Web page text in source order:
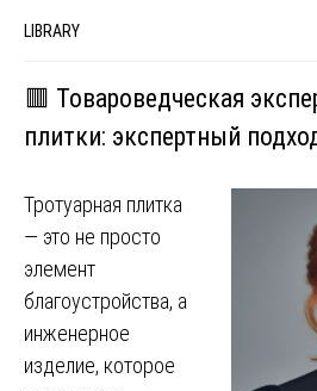
LIBRARY
🟥 Товароведческая
плитки: экспертный
Тротуарная плитка
— это не просто
элемент
благоустройства, а
инженерное
изделие, которое